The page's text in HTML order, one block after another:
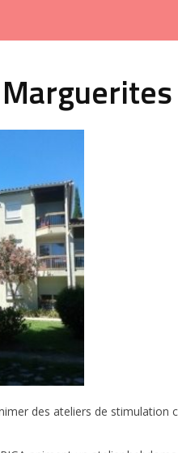
des ateliers de stimulation